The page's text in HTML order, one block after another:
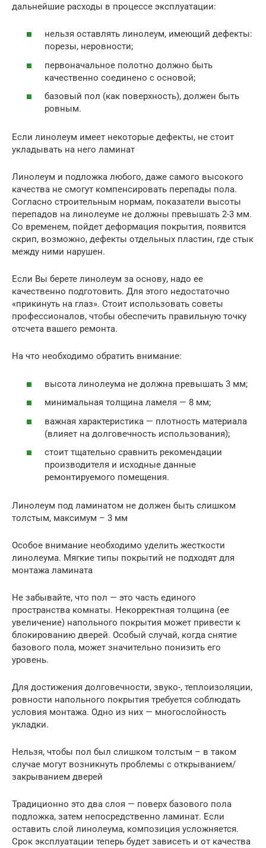
дальнейшие расходы в процессе эксплуатации:
нельзя оставлять линолеум, имеющий дефекты:
порезы, неровности;
первоначальное полотно должно быть
качественно соединено с основой;
базовый пол (как поверхность), должен быть
ровным.
Если линолеум имеет некоторые дефекты, не стоит
укладывать на него ламинат
Линолеум и подложка любого, даже самого высокого
качества не смогут компенсировать перепады пола.
Согласно строительным нормам, показатели высоты
перепадов на линолеуме не должны превышать 2-3 мм.
Со временем, пойдет деформация покрытия, появится
скрип, возможно, дефекты отдельных пластин, где стык
между ними нарушен.
Если Вы берете линолеум за основу, надо ее
качественно подготовить. Для этого недостаточно
«прикинуть на глаз». Стоит использовать советы
профессионалов, чтобы обеспечить правильную точку
отсчета вашего ремонта.
На что необходимо обратить внимание:
высота линолеума не должна превышать 3 мм;
минимальная толщина ламеля — 8 мм;
важная характеристика — плотность материала
(влияет на долговечность использования);
стоит тщательно сравнить рекомендации
производителя и исходные данные
ремонтируемого помещения.
Линолеум под ламинатом не должен быть слишком
толстым, максимум – 3 мм
Особое внимание необходимо уделить жесткости
линолеума. Мягкие типы покрытий не подходят для
монтажа ламината
Не забывайте, что пол — это часть единого
пространства комнаты. Некорректная толщина (ее
увеличение) напольного покрытия может привести к
блокированию дверей. Особый случай, когда снятие
базового пола, может значительно понизить его
уровень.
Для достижения долговечности, звуко-, теплоизоляции,
ровности напольного покрытия требуется соблюдать
условия монтажа. Одно из них — многослойность
укладки.
Нельзя, чтобы пол был слишком толстым – в таком
случае могут возникнуть проблемы с открыванием/
закрыванием дверей
Традиционно это два слоя — поверх базового пола
подложка, затем непосредственно ламинат. Если
оставить слой линолеума, композиция усложняется.
Срок эксплуатации теперь будет зависеть и от качества